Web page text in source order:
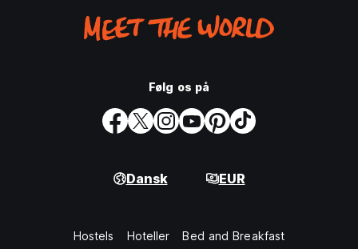
Følg os på
Dansk EUR
Hostels Hoteller Bed and Breakfast